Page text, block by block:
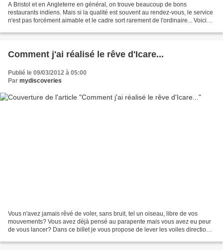
A Bristol et en Angleterre en général, on trouve beaucoup de bons
restaurants indiens. Mais si la qualité est souvent au rendez-vous, le service
n'est pas forcément aimable et le cadre sort rarement de l'ordinaire... Voici
Comment j'ai réalisé le rêve d'Icare...
Publié le 09/03/2012 à 05:00
Par mydiscoveries
Vous n'avez jamais rêvé de voler, sans bruit, tel un oiseau, libre de vos
mouvements? Vous avez déjà pensé au parapente mais vous avez eu peur
de vous lancer? Dans ce billet je vous propose de lever les voiles direction